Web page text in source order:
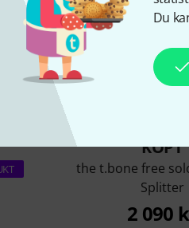
Du
KÖPT
the t.bone free
Splitter
2 090